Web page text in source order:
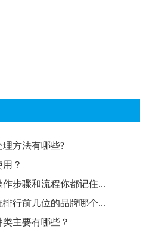
方法有哪些?
方法有哪些?
？
步骤和流程你都记住...
行前几位的品牌哪个...
主要有哪些？